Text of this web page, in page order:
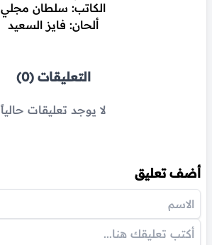
الكاتب: سلطان مجلي
ألحان: فايز السعيد
التعليقات (0)
لا يوجد تعليقات حالياً
أضف تعليق